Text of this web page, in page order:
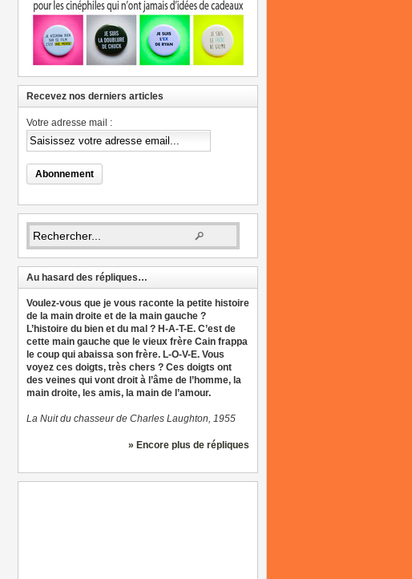
Recevez nos derniers articles
Votre adresse mail :
Au hasard des répliques…
Voulez-vous que je vous raconte la petite histoire
de la main droite et de la main gauche ?
L’histoire du bien et du mal ? H-A-T-E. C’est de
cette main gauche que le vieux frère Cain frappa
le coup qui abaissa son frère. L-O-V-E. Vous
voyez ces doigts, très chers ? Ces doigts ont
des veines qui vont droit à l’âme de l’homme, la
main droite, les amis, la main de l’amour.
La Nuit du chasseur de Charles Laughton, 1955
» Encore plus de répliques